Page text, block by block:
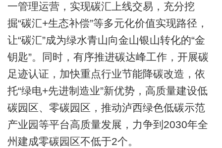
一管理运营，实现碳汇上线交易，充分挖
掘“碳汇+生态补偿”等多元化价值实现路径，
让“碳汇”成为绿水青山向金山银山转化的“金
钥匙”。同时，有序推进碳达峰工作，开展碳
足迹认证，加快重点行业节能降碳改造，依
托“绿电+先进制造业”新优势，高质量建设低
碳园区、零碳园区，推动泸西绿色低碳示范
产业园等平台高质量发展，力争到2030年全
州建成零碳园区不低于2个。